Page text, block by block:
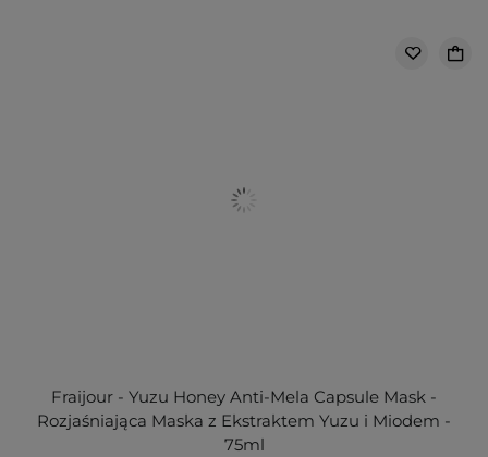
Fraijour - Yuzu Honey Anti-Mela Capsule Mask -
Rozjaśniająca Maska z Ekstraktem Yuzu i Miodem -
75ml